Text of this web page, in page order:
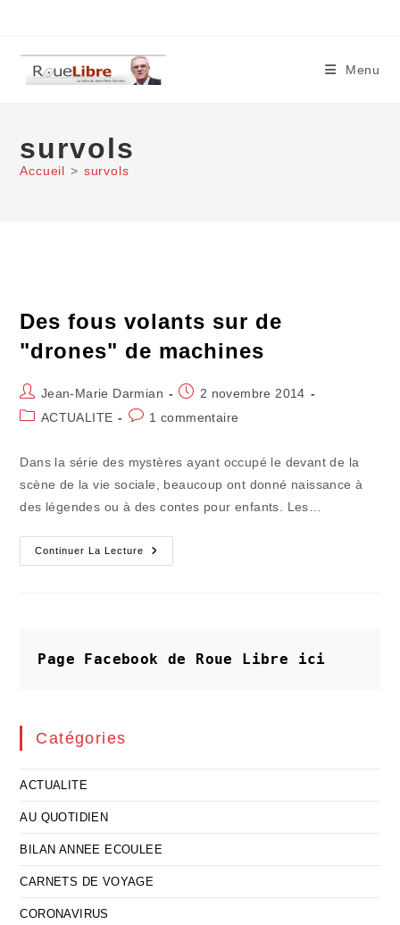
content
Menu
survols
Accueil > survols
Des fous volants sur de
"drones" de machines
Auteur/autrice
de
Jean-Marie Darmian
Publication
publiée :
2 novembre 2014
PostACTUALITE
Commentaires
publication :
1 commentaire
Dans la série des mystères ayant occupé le devant de la
scène de la vie sociale, beaucoup ont donné naissance à
des légendes ou à des contes pour enfants. Les…
Continuer La Lecture
Des
Fous
Page Facebook de Roue Libre ici
Catégories
ACTUALITE
AU QUOTIDIEN
BILAN ANNEE ECOULEE
CARNETS DE VOYAGE
CORONAVIRUS